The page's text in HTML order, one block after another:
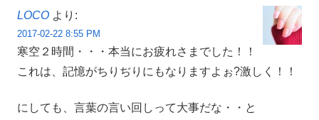
LOCO より:
2017-02-22 8:55 PM
寒空２時間・・・本当にお疲れさまでした！！
これは、記憶がちりぢりにもなりますよぉ?激しく！！
にしても、言葉の言い回しって大事だな・・と